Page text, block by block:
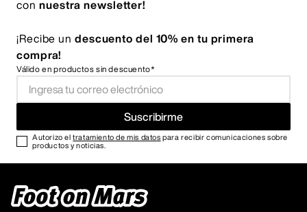
con nuestra newsletter!
¡Recibe un descuento del 10% en tu primera
compra!
Válido en productos sin descuento*
Suscribirme
Autorizo eltratamiento de mis datos para recibir comunicaciones sobre
productos y noticias.